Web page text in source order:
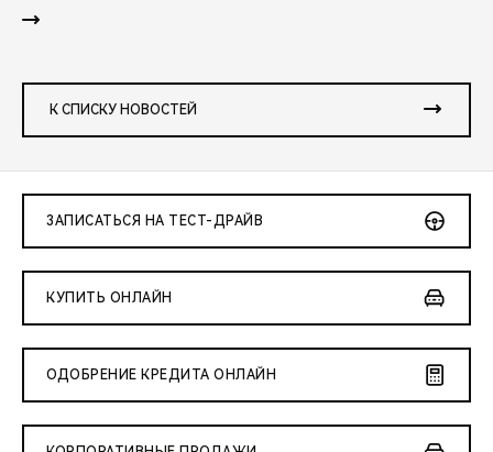
К СПИСКУ НОВОСТЕЙ
ЗАПИСАТЬСЯ НА ТЕСТ-ДРАЙВ
КУПИТЬ ОНЛАЙН
ОДОБРЕНИЕ КРЕДИТА ОНЛАЙН